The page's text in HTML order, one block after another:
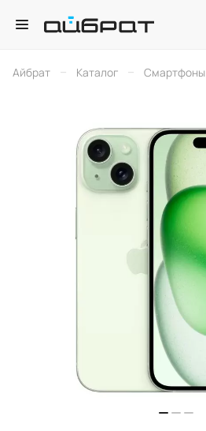
Айбрат – Каталог – Смартфоны